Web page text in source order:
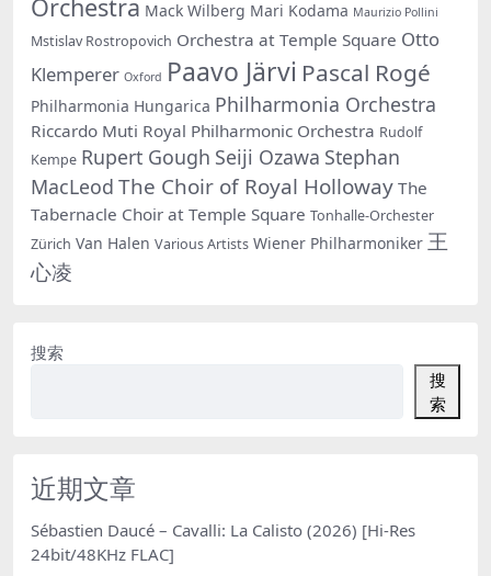
Orchestra Mack Wilberg Mari Kodama Maurizio Pollini
Mstislav Rostropovich Orchestra at Temple Square Otto
Klemperer Oxford Paavo Järvi Pascal Rogé
Philharmonia Hungarica Philharmonia Orchestra
Riccardo Muti Royal Philharmonic Orchestra Rudolf
Kempe Rupert Gough Seiji Ozawa Stephan
MacLeod The Choir of Royal Holloway The
Tabernacle Choir at Temple Square Tonhalle-Orchester
Zürich Van Halen Various Artists Wiener Philharmoniker 王
心凌
搜索
搜
索
近期文章
Sébastien Daucé – Cavalli: La Calisto (2026) [Hi-Res
24bit/48KHz FLAC]